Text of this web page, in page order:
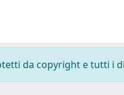
da copyright e tutti i